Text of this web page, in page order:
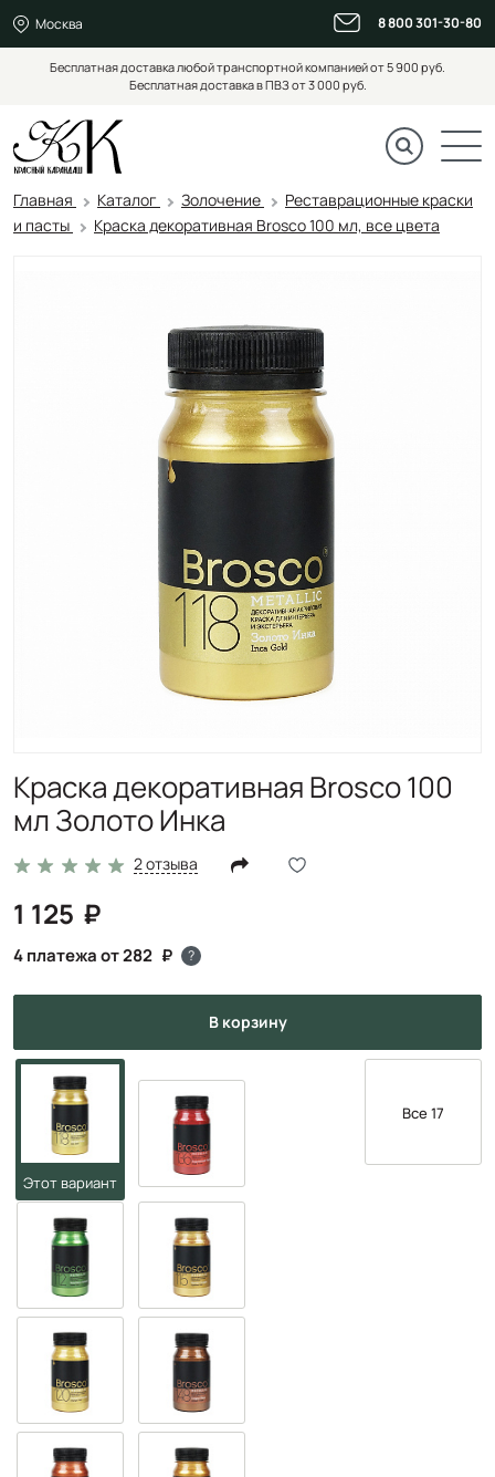
Москва 8 800 301-30-80
Бесплатная доставка любой транспортной компанией от 5 900 руб.
Бесплатная доставка в ПВЗ от 3 000 руб.
Главная Каталог Золочение
Реставрационные краски
и пасты
Краска декоративная Brosco 100 мл, все цвета
Краска декоративная Brosco 100
мл Золото Инка
2 отзыва
1 125
4 платежа от 282 ?
в корзину
Все 17